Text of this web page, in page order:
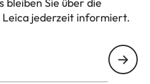
bleiben Sie über die
jederzeit informiert.